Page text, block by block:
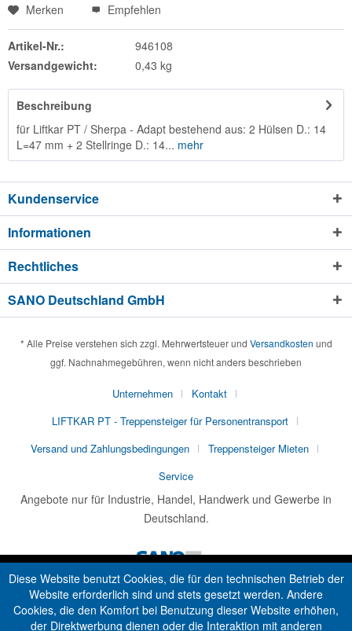
Merken Empfehlen
Artikel-Nr.:
946108
Versandgewicht:
0,43 kg
Beschreibung
für Liftkar PT / Sherpa - Adapt bestehend aus: 2 Hülsen D.: 14
L=47 mm + 2 Stellringe D.: 14... mehr
Kundenservice
Informationen
Rechtliches
SANO Deutschland GmbH
* Alle Preise verstehen sich zzgl. Mehrwertsteuer und Versandkosten und
ggf. Nachnahmegebühren, wenn nicht anders beschrieben
Unternehmen
Kontakt
LIFTKAR PT - Treppensteiger für Personentransport
Versand und Zahlungsbedingungen
Treppensteiger Mieten
Service
Angebote nur für Industrie, Handel, Handwerk und Gewerbe in
Deutschland.
Diese Website benutzt Cookies, die für den technischen Betrieb der
Website erforderlich sind und stets gesetzt werden. Andere
Cookies, die den Komfort bei Benutzung dieser Website erhöhen,
der Direktwerbung dienen oder die Interaktion mit anderen